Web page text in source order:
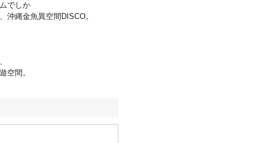
でしか
沖縄金魚異空間DISCO。
空間。